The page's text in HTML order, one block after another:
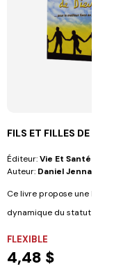
FILS ET FILLES DE DIEU
Éditeur:Vie Et Santé
Auteur: Daniel Jennah
Ce livre propose une
dynamique du statut filial
FLEXIBLE
4,48 $